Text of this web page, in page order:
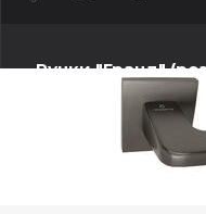
Ручки "Гранд"
Ручки "Люкс"